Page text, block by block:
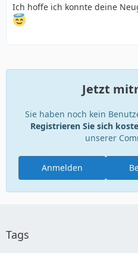
Ich hoffe ich konnte deine
Jetzt
Sie haben noch kein
Registrieren Sie sich
unserer
Anmelden
Tags